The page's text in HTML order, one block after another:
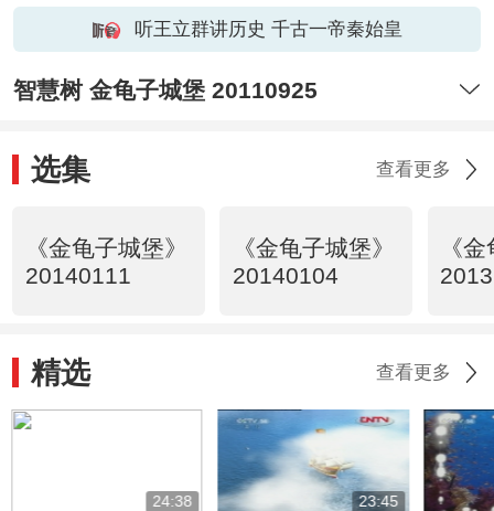
听王立群讲历史 千古一帝秦始皇
智慧树 金龟子城堡 20110925
选集 查看更多
《金龟子城堡》
20140111
《金龟子城堡》
20140104
《
精选 查看更多
24:38 23:45